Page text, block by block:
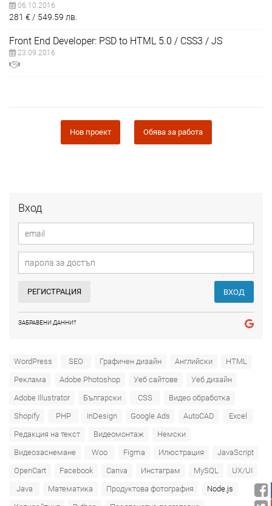
Вход
РЕГИСТРАЦИЯ ВХОД
ЗАБРАВЕНИ ДАННИ?
WordPress SEO Графичен дизайн Английски
HTML
Реклама
Adobe Photoshop Уеб сайтове
Уеб дизайн
Adobe Illustrator
Български CSS
Видео обработка
Shopify
PHP InDesign Google Ads AutoCAD
Excel
Редакция на текст
Видеомонтаж
Немски
Видеозаснемане
Woo Figma Илюстрация
JavaScript
OpenCart
Facebook Canva Инстаграм MySQL
UX/UI
Java
Математика Продуктова фотография
Node.js
06.10.2016
281 € 549.59 лв.
Front End Developer: PSD to HTML 5.0 / CSS3 / JS
23.09.2016
Нов проект Обява за работа